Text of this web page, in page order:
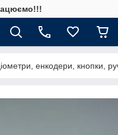
енкодери, кнопки,